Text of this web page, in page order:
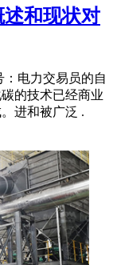
和现状对
电力交易员的自
的技术已经商业
进和被广泛 .